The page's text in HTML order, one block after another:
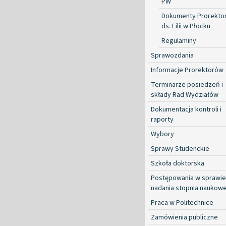
Dokumenty
ds. Filii w Płocku
Regulaminy
Sprawozdania
Informacje Prorektorów
Terminarze posiedzeń i
składy Rad Wydziałów
Dokumentacja kontroli i
raporty
Wybory
Sprawy Studenckie
Szkoła doktorska
Postępowania w sprawie
nadania stopnia
Praca w Politechnice
Zamówienia publiczne